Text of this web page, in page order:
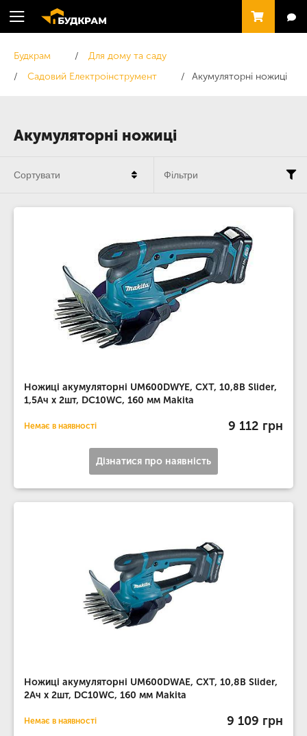
Акумуляторні ножиці
Будкрам
Для дому та саду
Садовий Електроінструмент
Акумуляторні ножиці
Ножиці акумуляторні UM600DWYE, CXT, 10,8В Slider,
1,5Ач х 2шт, DC10WC, 160 мм Makita
Немає в наявності 9 112 грн
Дізнатися про наявність
Ножиці акумуляторні UM600DWAE, CXT, 10,8В Slider,
2Ач х 2шт, DC10WC, 160 мм Makita
Немає в наявності 9 109 грн
Сортувати Фільтри